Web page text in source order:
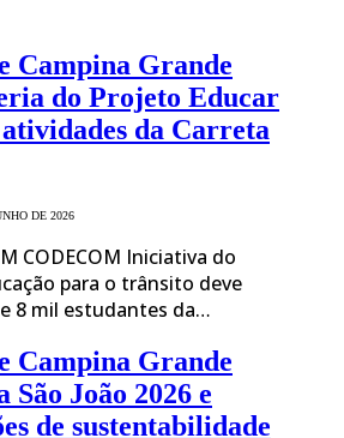
Campina Grande
do Projeto Educar
da Carreta
DE 2026
CODECOM Iniciativa do
para o trânsito deve
8 mil estudantes da…
Campina Grande
São João 2026 e
de sustentabilidade